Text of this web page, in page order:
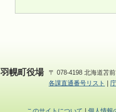
羽幌町役場
〒 078-4198 北海道苫
各課直通番号リスト